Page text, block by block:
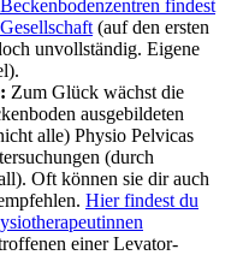
findest
(auf den ersten
unvollständig. Eigene
Zum Glück wächst die
ausgebildeten
alle) Physio Pelvicas
(durch
Oft können sie dir auch
Hier findest du
einer Levator-